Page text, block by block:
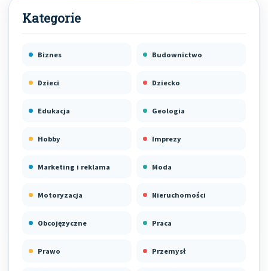
Biznes Budownictwo
Dzieci Dziecko
Edukacja Geologia
Hobby Imprezy
Marketing i reklama Moda
Motoryzacja Nieruchomości
Obcojęzyczne Praca
Prawo Przemysł